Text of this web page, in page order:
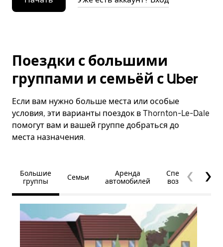
Поездки с большими
группами и семьёй с Uber
Если вам нужно больше места или особые
условия, эти варианты поездок в Thornton-Le-Dale
помогут вам и вашей группе добраться до
места назначения.
Большие
группы
Семьи
Аренда
автомобилей
Специальные
возможности